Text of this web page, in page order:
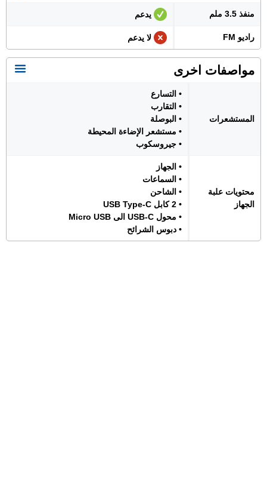
منفذ 3.5 ملم يدعم
راديو FM لا يدعم
مواصفات اخرى
المستشعرات
• التسارع
• التقارب
• البوصلة
• مستشعر الإضاءة المحيطة
• جيروسكوب
محتويات علبة
الجهاز
• الجهاز
• السماعات
• الشاحن
• 2 كابل USB Type-C
• محول USB-C الى Micro USB
• دبوس الشرائح